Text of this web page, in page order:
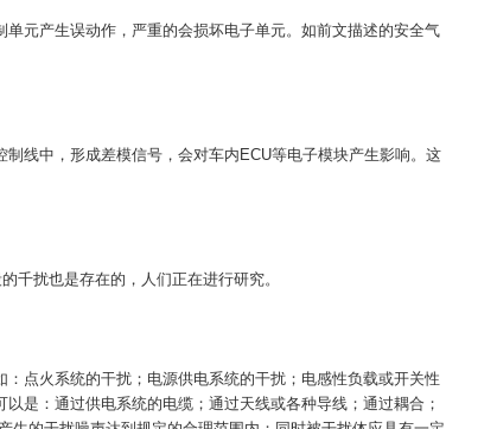
元产生误动作，严重的会损坏电子单元。如前文描述的安全气
线中，形成差模信号，会对车内ECU等电子模块产生影响。这
千扰也是存在的，人们正在进行研究。
点火系统的干扰；电源供电系统的干扰；电感性负载或开关性
是：通过供电系统的电缆；通过天线或各种导线；通过耦合；